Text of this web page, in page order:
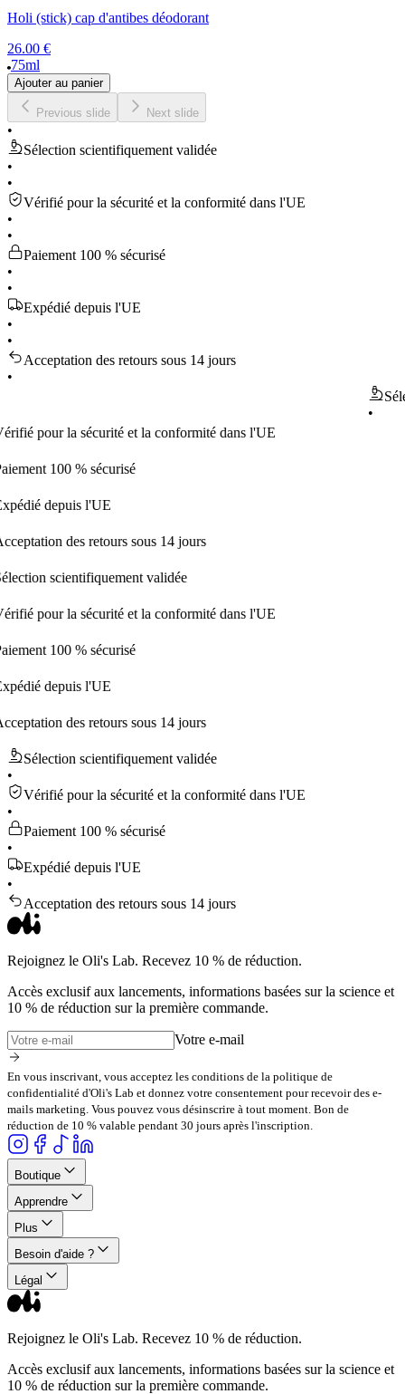
Holi (stick) cap d'antibes déodorant
26.00 €
75ml
Ajouter au panier
Previous slide Next slide
•
Sélection scientifiquement validée
•
•
Vérifié pour la sécurité et la conformité dans l'UE
•
•
Paiement 100 % sécurisé
•
•
Expédié depuis l'UE
•
•
Acceptation des retours sous 14 jours
•
la sécurité et la conformité dans l'UE
100 % sécurisé
depuis l'UE
des retours sous 14 jours
scientifiquement validée
la sécurité et la conformité dans l'UE
100 % sécurisé
depuis l'UE
des retours sous 14 jours
Sélection scientifiquement validée
•
Vérifié pour la sécurité et la conformité dans l'UE
•
Paiement 100 % sécurisé
•
Expédié depuis l'UE
•
Acceptation des retours sous 14 jours
Rejoignez le Oli's Lab. Recevez 10 % de réduction.
Accès exclusif aux lancements, informations basées sur la science et
10 % de réduction sur la première commande.
Votre e-mail
En vous inscrivant, vous acceptez les conditions de la politique de
confidentialité d'Oli's Lab et donnez votre consentement pour recevoir des e-
mails marketing. Vous pouvez vous désinscrire à tout moment. Bon de
réduction de 10 % valable pendant 30 jours après l'inscription.
Boutique
Apprendre
Plus
Besoin d'aide ?
Légal
Rejoignez le Oli's Lab. Recevez 10 % de réduction.
Accès exclusif aux lancements, informations basées sur la science et
10 % de réduction sur la première commande.